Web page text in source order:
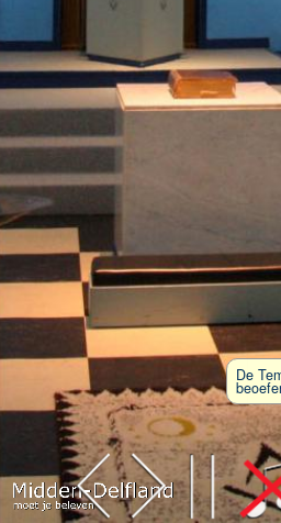
Leaflet| Map data ©OpenStreetMap
contributors,CC-BY-SA, Imagery © Mapbox
De